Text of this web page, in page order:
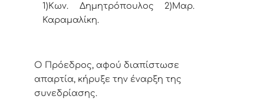
1)Κων. Δημητρόπουλος 2)Μαρ.
Καραμαλίκη.
Ο Πρόεδρος, αφού διαπίστωσε
απαρτία, κήρυξε την έναρξη της
συνεδρίασης.